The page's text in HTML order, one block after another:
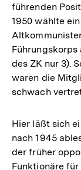
führenden
1950 wählte
des ZK nur 3).
waren die
schwach
Hier läßt sich
nach 1945
der früher
Funktionäre